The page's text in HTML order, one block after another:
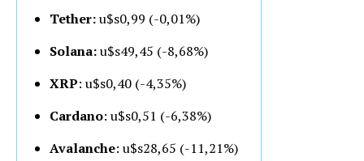
Tether:u$s0,99 (-0,01%)
Solana:u$s49,45 (-8,68%)
XRP: u$s0,40 (-4,35%)
Cardano: u$s0,51 (-6,38%)
Avalanche: u$s28,65 (-11,21%)